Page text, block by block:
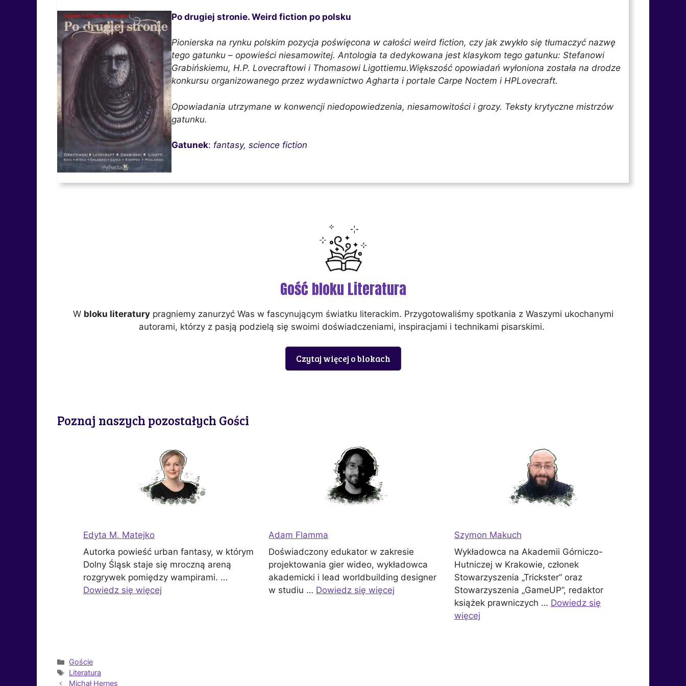
Po dru­giej stronie. Weird fiction po polsku
Pionierska na rynku polskim pozycja poświęcona w całości weird fiction, czy jak zwykło się tłumaczyć nazwę
tego gatunku – opowieści niesamowitej. Antologia ta dedykowana jest klasykom tego gatunku: Stefanowi
Grabińskiemu, H.P. Lovecraftowi i Thomasowi Ligottiemu.Większość opowiadań wyłoniona została na drodze
konkursu organizowanego przez wydawnictwo Agharta i portale Carpe Noctem i HPLovecraft.
Opowiadania utrzymane w konwencji niedopowiedzenia, niesamowitości i grozy. Teksty krytyczne mistrzów
gatunku.
Gatunek: fantasy, science fiction
Gość bloku Literatura
W bloku literaturypragniemy zanurzyć Was w fascynującym światku literackim. Przygotowaliśmy spotkania z Waszymi ukochanymi
autorami, którzy z pasją podzielą się swoimi doświadczeniami, inspiracjami i technikami pisarskimi.
Czytaj więcej o blokach
Poznaj naszych pozostałych Gości
Edyta M. Matejko
Autorka powieść urban fantasy, w którym
Dolny Śląsk staje się mroczną areną
rozgrywek pomiędzy wampirami. …
Dowiedz się więcej
Adam Flamma
Doświadczony edukator w zakresie
projektowania gier wideo, wykładowca
akademicki i lead worldbuilding designer
w studiu … Dowiedz się więcej
Szymon Makuch
Wykładowca na Akademii Górniczo-
Hutniczej w Krakowie, członek
Stowarzyszenia „Trickster” oraz
Stowarzyszenia „GameUP”, redaktor
książek prawniczych … Dowiedz się
więcej
Kategorie
Goście
Tagi
Literatura
Michał Hernes